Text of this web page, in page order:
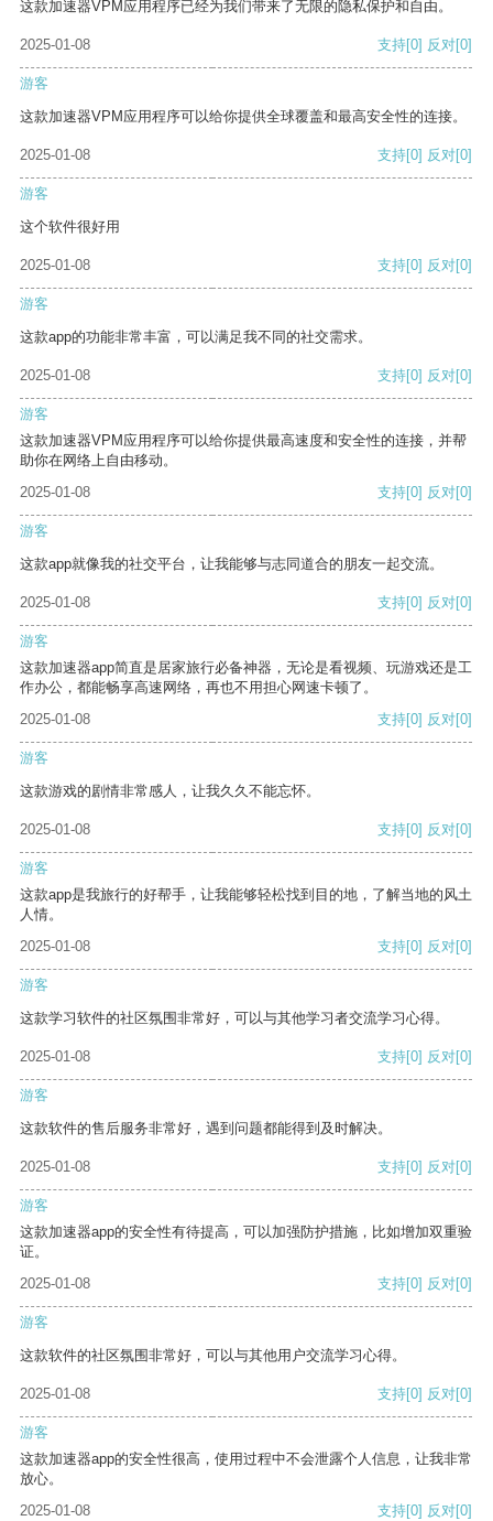
这款加速器VPM应用程序已经为我们带来了无限的隐私保护和自由。
2025-01-08 支持[0] 反对[0]
游客
这款加速器VPM应用程序可以给你提供全球覆盖和最高安全性的连接。
2025-01-08 支持[0] 反对[0]
游客
这个软件很好用
2025-01-08 支持[0] 反对[0]
游客
这款app的功能非常丰富，可以满足我不同的社交需求。
2025-01-08 支持[0] 反对[0]
游客
这款加速器VPM应用程序可以给你提供最高速度和安全性的连接，并帮
助你在网络上自由移动。
2025-01-08
支持[0] 反对[0]
游客
这款app就像我的社交平台，让我能够与志同道合的朋友一起交流。
2025-01-08 支持[0] 反对[0]
游客
这款加速器app简直是居家旅行必备神器，无论是看视频、玩游戏还是工
作办公，都能畅享高速网络，再也不用担心网速卡顿了。
2025-01-08
支持[0] 反对[0]
游客
这款游戏的剧情非常感人，让我久久不能忘怀。
2025-01-08 支持[0] 反对[0]
游客
这款app是我旅行的好帮手，让我能够轻松找到目的地，了解当地的风土
人情。
2025-01-08
支持[0] 反对[0]
游客
这款学习软件的社区氛围非常好，可以与其他学习者交流学习心得。
2025-01-08 支持[0] 反对[0]
游客
这款软件的售后服务非常好，遇到问题都能得到及时解决。
2025-01-08 支持[0] 反对[0]
游客
这款加速器app的安全性有待提高，可以加强防护措施，比如增加双重验
证。
2025-01-08
支持[0] 反对[0]
游客
这款软件的社区氛围非常好，可以与其他用户交流学习心得。
2025-01-08 支持[0] 反对[0]
游客
这款加速器app的安全性很高，使用过程中不会泄露个人信息，让我非常
放心。
2025-01-08
支持[0] 反对[0]